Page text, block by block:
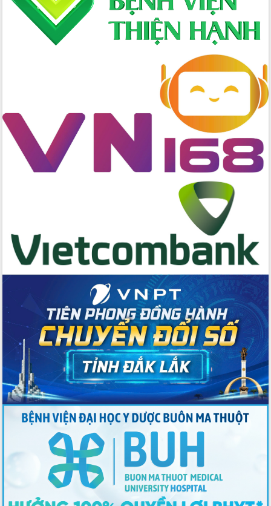
Quyết liệt tháo gỡ vướng mắc, đẩy
nhanh tiến độ các dự án trọng điểm
trong Khu kinh tế Nam Phú Yên
Hòn Yến phát triển du lịch gắn với bảo
Phát động chiến dịch 30 ngày đêm
giải phóng mặt bằng Tuyến đường bộ
ven biển
Đắk Lắk nỗ lực thúc đẩy tăng trưởng
kinh tế từ 10% trở lên trong Quý
Thứ trưởng Bộ Y tế làm việc với tỉnh
Đắk Lắk về phát triển nhân lực y tế
cho trạm y tế cấp xã
Du lịch Đắk Lắk nâng tầm trải nghiệm
du khách thông qua Hệ thống cơ sở dữ
liệu và Bản đồ số
Tập huấn ứng dụng trí tuệ nhân tạo (AI)
trong thương mại điện tử năm 2026
Đoàn đại biểu Quốc hội tỉnh Đắk Lắk
trao đổi thông tin trước Kỳ họp thứ
nhất, Quốc hội khóa XVI
Quyết liệt cải cách hành chính, khơi
thông nguồn lực phát triển
Nâng cao hiệu lực, hiệu quả HĐND
tỉnh thông qua hiện đại hóa hành chính
Xã Ea Phê gắn cải cách hành chính với
chuyển đổi số
Phó Chủ tịch Thường trực UBND tỉnh
Hồ Thị Nguyên Thảo làm việc tại Trung